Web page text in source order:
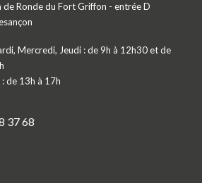
de Ronde du Fort Griffon - entrée D
Mercredi, Jeudi : de 9h à 12h30 et de
de 13h à 17h
37 68